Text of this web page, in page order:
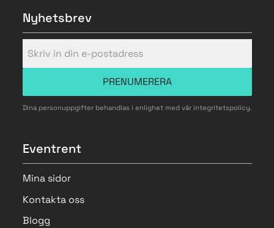
Nyhetsbrev
PRENUMERERA
Dina personuppgifter behandlas i enlighet med vår integritetspolicy.
Eventrent
Mina sidor
Kontakta oss
Blogg